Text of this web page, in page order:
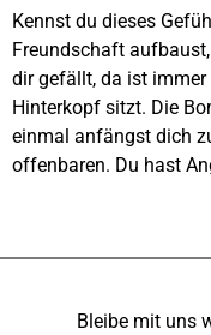
Kennst du dieses
Freundschaft
dir gefällt, da ist immer
Hinterkopf sitzt. Die
einmal anfängst dich
offenbaren. Du hast
Bleibe mit uns